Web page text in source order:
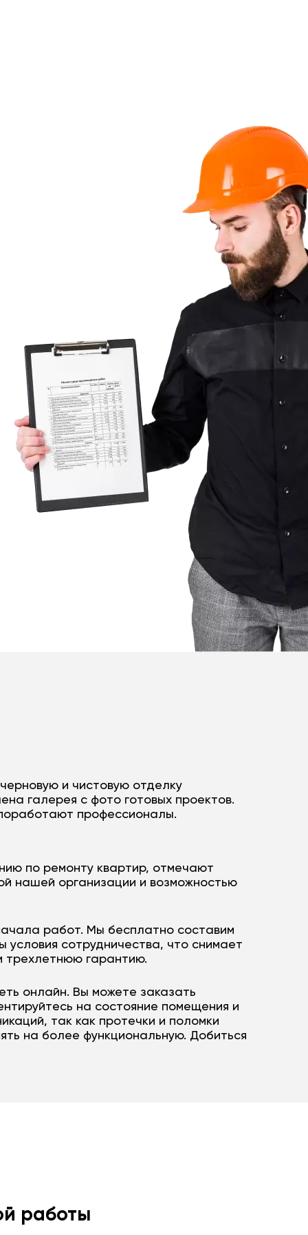
и чистовую отделку
галерея с фото готовых проектов.
профессионалы.
по ремонту квартир, отмечают
нашей организации и возможностью
работ. Мы бесплатно составим
сотрудничества, что снимает
трехлетнюю гарантию.
онлайн. Вы можете заказать
на состояние помещения и
так как протечки и поломки
на более функциональную. Добиться
работы